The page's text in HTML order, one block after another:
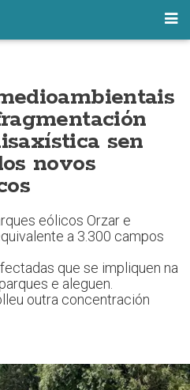
sen
novos
eólicos Orzar e
a 3.300 campos
que se impliquen na
e aleguen.
outra concentración